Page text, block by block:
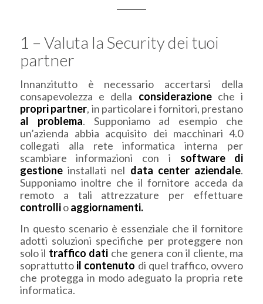
1 – Valuta la Security dei tuoi
partner
Innanzitutto è necessario accertarsi della
consapevolezza e della considerazioneche i
propri partner, in particolare i fornitori, prestano
al problema. Supponiamo ad esempio che
un’azienda abbia acquisito dei macchinari 4.0
collegati alla rete informatica interna per
scambiare informazioni con i software di
gestioneinstallati nel data center aziendale.
Supponiamo inoltre che il fornitore acceda da
remoto a tali attrezzature per effettuare
controllioaggiornamenti.
In questo scenario è essenziale che il fornitore
adotti soluzioni specifiche per proteggere non
solo il traffico dati che genera con il cliente, ma
soprattutto il contenuto di quel traffico, ovvero
che protegga in modo adeguato la propria rete
informatica.